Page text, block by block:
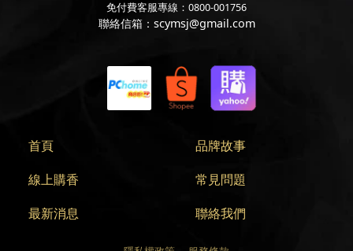
免付費客服專線：0800-001756
聯絡信箱：scymsj@gmail.com
首頁
品牌故事
線上購香
常見問題
最新消息
聯絡我們